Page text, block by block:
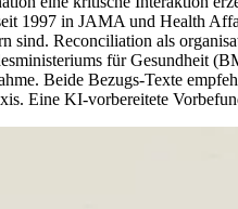
1997 in JAMA und Health
sind. Reconciliation als
für Gesundheit
Beide Bezugs-Texte
Eine KI-vorbereitete